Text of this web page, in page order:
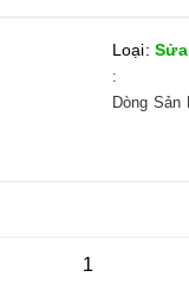
Loại:
:
Dòng Sản